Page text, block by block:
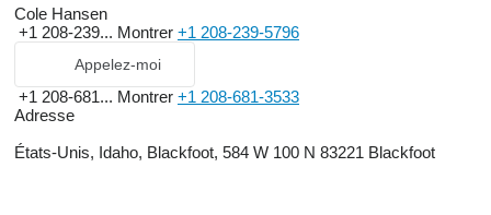
Cole Hansen
+1 208-239... Montrer +1 208-239-5796
Appelez-moi
+1 208-681... Montrer +1 208-681-3533
Adresse
États-Unis, Idaho, Blackfoot, 584 W 100 N 83221 Blackfoot